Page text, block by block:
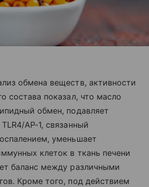
обмена веществ, активности
состава показал, что масло
обмен, подавляет
AP-1, связанный
уменьшает
клеток в ткань печени
баланс между различными
Кроме того, под действием